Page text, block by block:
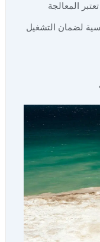
المعالجة
لضمان التشغيل